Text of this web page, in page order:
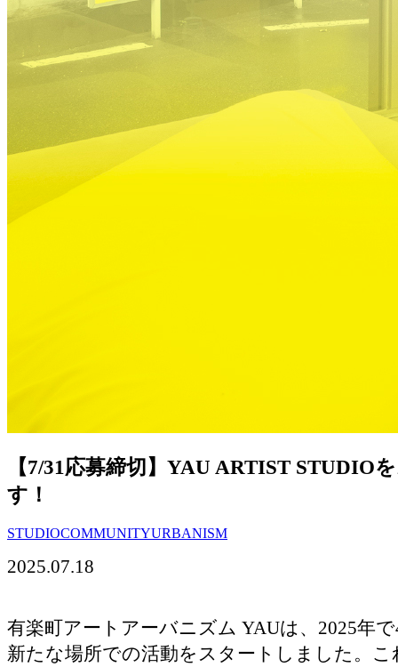
【7/31応募締切】YAU ARTIST STUDIO
す！
STUDIOCOMMUNITYURBANISM
2025.07.18
有楽町アートアーバニズム YAUは、2025年
新たな場所での活動をスタートしました。